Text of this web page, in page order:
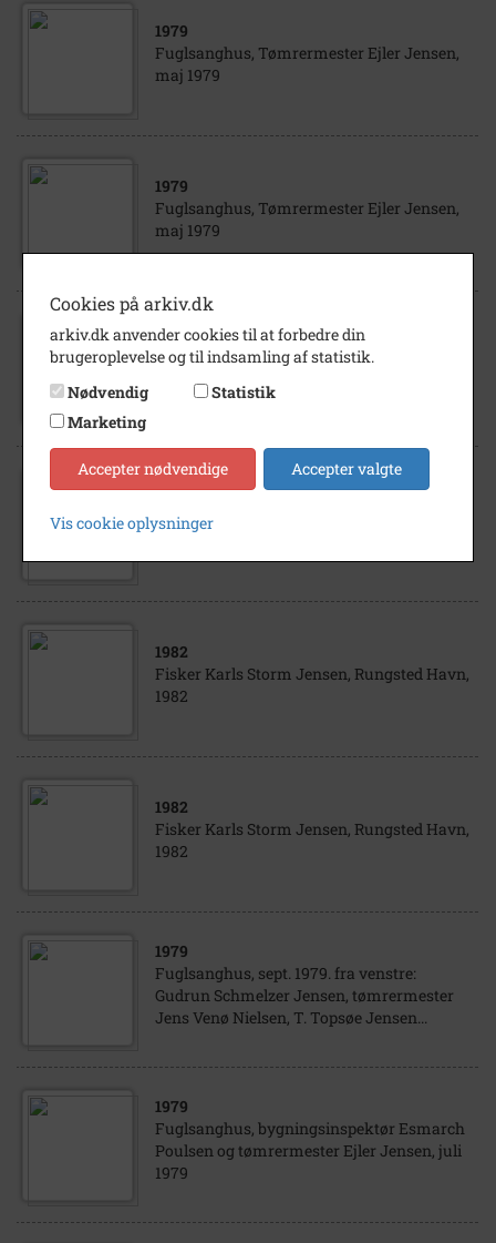
1979
Fuglsanghus, Tømrermester Ejler Jensen,
maj 1979
1979
Fuglsanghus, Tømrermester Ejler Jensen,
maj 1979
1969
1965
fodboldspillere 1965 på en trænings- bane i
1982
Fisker Karls Storm Jensen, Rungsted Havn,
1982
1982
Fisker Karls Storm Jensen, Rungsted Havn,
1982
1979
Fuglsanghus, sept. 1979. fra venstre:
Gudrun Schmelzer Jensen, tømrermester
Jens Venø Nielsen, T. Topsøe Jensen...
1979
Fuglsanghus, bygningsinspektør Esmarch
Poulsen og tømrermester Ejler Jensen, juli
1979
Cookies på arkiv.dk
arkiv.dk anvender cookies til at forbedre din
brugeroplevelse og til indsamling af statistik.
Nødvendig
Statistik
Marketing
Accepter nødvendige Accepter valgte
Vis cookie oplysninger